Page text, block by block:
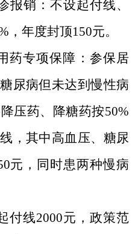
报销：不设起付线、
，年度封顶150元。
药专项保障：参保居
尿病但未达到慢性病
压药、降糖药按50%
，其中高血压、糖尿
元，同时患两种慢病
付线2000元，政策范